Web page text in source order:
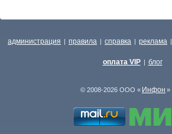
администрация | правила | справка | реклама |
оплата VIP | блог
© 2008-2026 ООО « Инфон »